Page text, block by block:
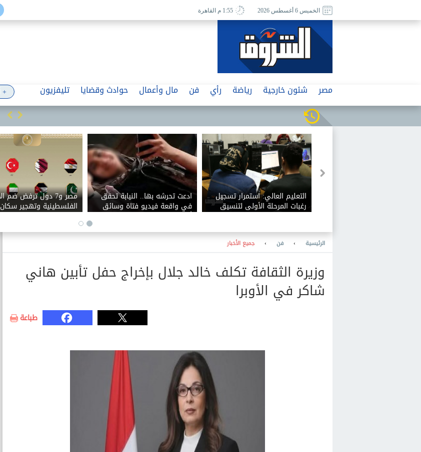
الخميس 6 أغسطس 2026 1:55 م القاهرة
+ مصر شئون خارجية رياضة رأي فن مال وأعمال حوادث وقضايا تليفزيون
التعليم العالي: استمرار تسجيل
رغبات المرحلة الأولى لتنسيق
القبول بالكليات والمعاهد 2026-
ادعت تحرشه بها.. النيابة تحقق
في واقعة فيديو فتاة وسائق
أوبر بالقاهرة
مصر و7 دول ترفض ضم
الفلسطينية وتهجير
وتتمسك بحل الدولتين
الرئيسية › فن › جميع الأخبار
وزيرة الثقافة تكلف خالد جلال بإخراج حفل تأبين هاني
شاكر في الأوبرا
طباعة